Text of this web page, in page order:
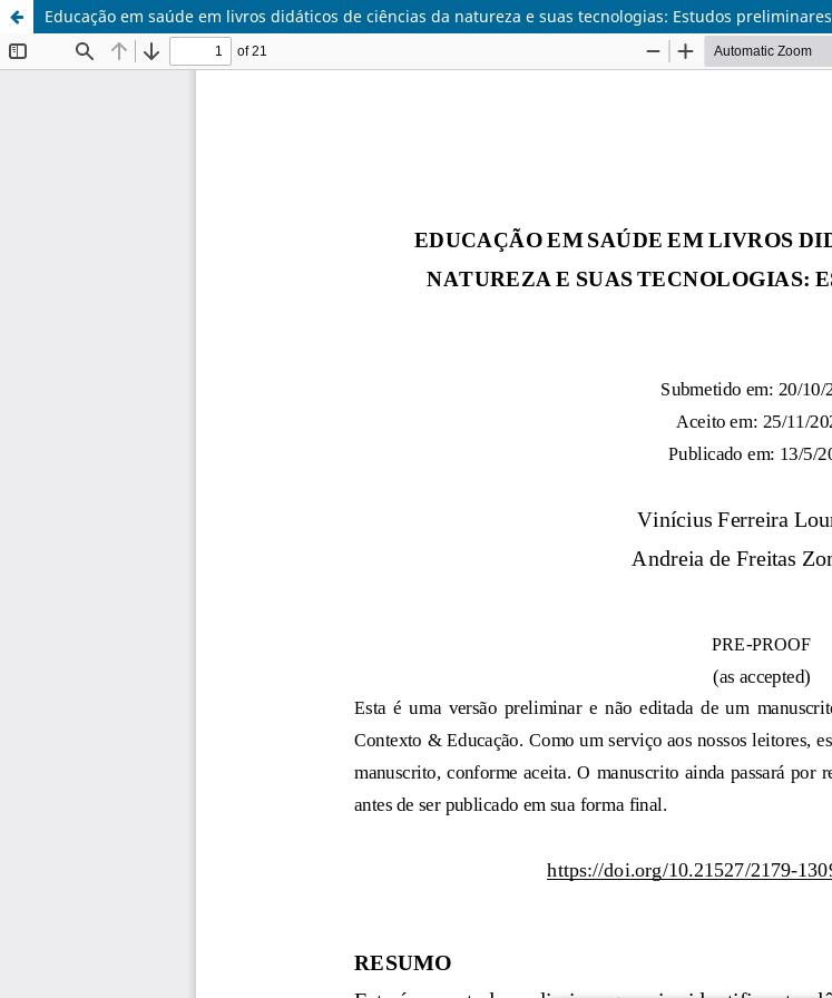
Educação em saúde em livros didáticos de ciências da natureza e suas tecnologias: Estudos preliminares